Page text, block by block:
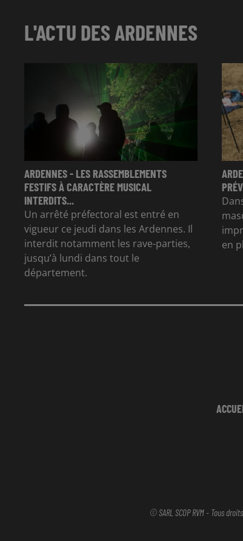
L'ACTU DES ARDENNES
ARDENNES - LES RASSEMBLEMENTS
FESTIFS À CARACTÈRE MUSICAL
INTERDITS...
Un arrêté préfectoral est entré en
vigueur ce jeudi dans les Ardennes. Il
interdit notamment les rave-parties,
jusqu’à lundi dans tout le
département.
en
© SARL SCOP RVM - Tous